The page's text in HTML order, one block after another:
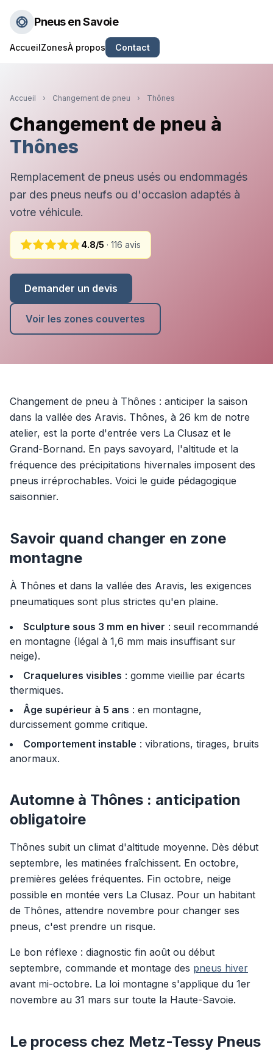
Pneus en Savoie
AccueilZonesÀ propos Contact
Accueil › Changement de pneu › Thônes
Changement de pneu à
Thônes
Remplacement de pneus usés ou endommagés
par des pneus neufs ou d'occasion adaptés à
votre véhicule.
4.8/5 · 116 avis
Demander un devis
Voir les zones couvertes
Changement de pneu à Thônes : anticiper la saison
dans la vallée des Aravis. Thônes, à 26 km de notre
atelier, est la porte d'entrée vers La Clusaz et le
Grand-Bornand. En pays savoyard, l'altitude et la
fréquence des précipitations hivernales imposent des
pneus irréprochables. Voici le guide pédagogique
saisonnier.
Savoir quand changer en zone
montagne
À Thônes et dans la vallée des Aravis, les exigences
pneumatiques sont plus strictes qu'en plaine.
Sculpture sous 3 mm en hiver : seuil recommandé
en montagne (légal à 1,6 mm mais insuffisant sur
neige).
Craquelures visibles : gomme vieillie par écarts
thermiques.
Âge supérieur à 5 ans : en montagne,
durcissement gomme critique.
Comportement instable : vibrations, tirages, bruits
anormaux.
Automne à Thônes : anticipation
obligatoire
Thônes subit un climat d'altitude moyenne. Dès début
septembre, les matinées fraîchissent. En octobre,
premières gelées fréquentes. Fin octobre, neige
possible en montée vers La Clusaz. Pour un habitant
de Thônes, attendre novembre pour changer ses
pneus, c'est prendre un risque.
Le bon réflexe : diagnostic fin août ou début
septembre, commande et montage des pneus hiver
avant mi-octobre. La loi montagne s'applique du 1er
novembre au 31 mars sur toute la Haute-Savoie.
Le process chez Metz-Tessy Pneus